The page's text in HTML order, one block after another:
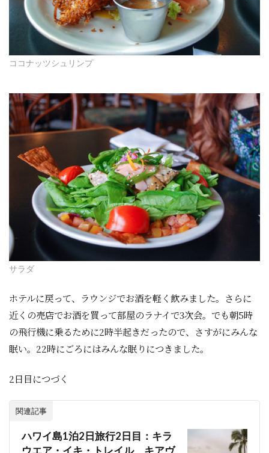
ココナッツシュリンプ
サラダ
ホテルに戻って、ラウンジでお酒を軽く飲みました。さらに
近くの売店でお酒を買って部屋のラナイで3次会。でも朝5時
の飛行機に乗るために2時半起きだったので、さすがにみんな
眠い。22時にごろにはみんな眠りにつきました。
2日目につづく
関連記事
ハワイ島1泊2日旅行2日目：キラ